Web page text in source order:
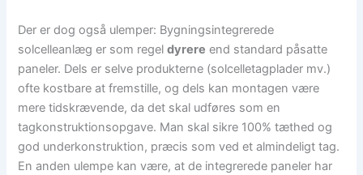
Der er dog også ulemper: Bygningsintegrerede
solcelleanlæg er som regeldyrere end standard påsatte
paneler. Dels er selve produkterne (solcelletagplader mv.)
ofte kostbare at fremstille, og dels kan montagen være
mere tidskrævende, da det skal udføres som en
tagkonstruktionsopgave. Man skal sikre 100% tæthed og
god underkonstruktion, præcis som ved et almindeligt tag.
En anden ulempe kan være, at de integrerede paneler har